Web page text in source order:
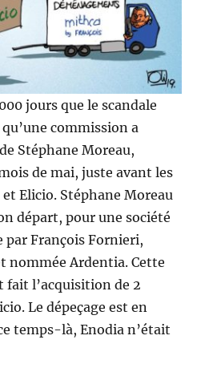
jours que le scandale
commission a
Stéphane Moreau,
de mai, juste avant les
Elicio. Stéphane Moreau
départ, pour une société
par François Fornieri,
nommée Ardentia. Cette
fait l’acquisition de 2
Le dépeçage est en
temps-là, Enodia n’était